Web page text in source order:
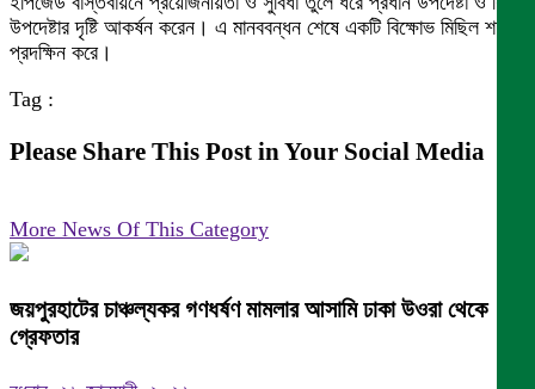
উপদেষ্টার দৃষ্টি আকর্ষন করেন। এ মানববন্ধন শেষে একটি বিক্ষোভ মিছিল শহর
প্রদক্ষিন করে।
Tag :
Please Share This Post in Your Social Media
More News Of This Category
জয়পুরহাটের চাঞ্চল্যকর গণধর্ষণ মামলার আসামি ঢাকা উওরা থেকে
গ্রেফতার